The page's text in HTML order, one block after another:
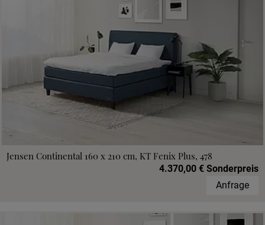
Jensen Continental 160 x 210 cm, KT Fenix Plus, 478
4.370,00 € Sonderpreis
Anfrage